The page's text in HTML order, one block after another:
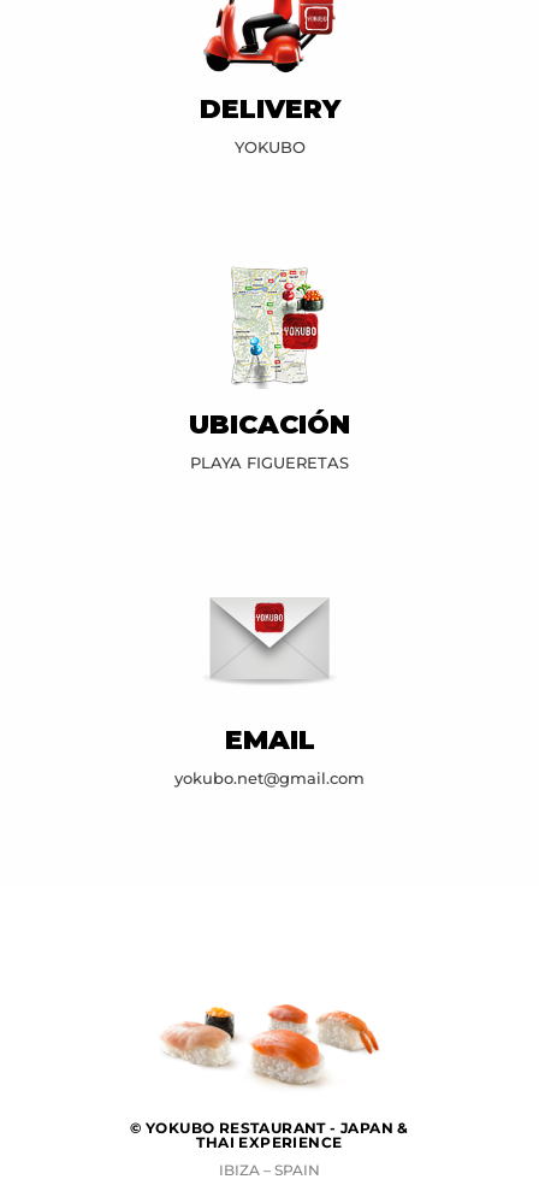
DELIVERY
YOKUBO
UBICACIÓN
PLAYA FIGUERETAS
EMAIL
yokubo.net@gmail.com
© YOKUBO RESTAURANT - JAPAN &
THAI EXPERIENCE
IBIZA – SPAIN